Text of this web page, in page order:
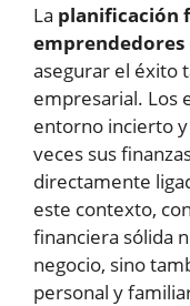
La planificación
emprendedores
asegurar el éxito
empresarial. Los
entorno incierto
veces sus
directamente
este contexto,
financiera sólida
negocio, sino
personal y